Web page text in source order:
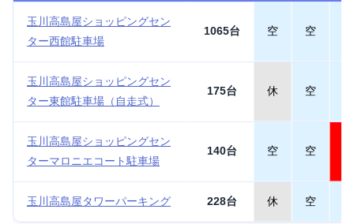
玉川高島屋ショッピングセン
ター西館駐車場
1065台 空 空
玉川高島屋ショッピングセン
ター東館駐車場（自走式）
175台 休 空
玉川高島屋ショッピングセン
ターマロニエコート駐車場
140台 空 空
玉川高島屋タワーパーキング 228台 休 空